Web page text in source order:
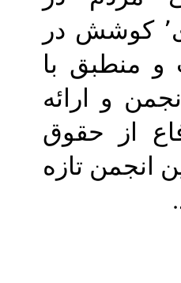
زمینه‌های مسائل حرفه‌ای٬ کوشش در
و منطبق با
و ارائه
از حقوق
انجمن تازه